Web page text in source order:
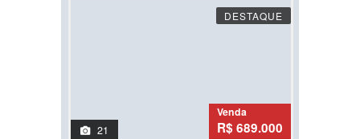
DESTAQUE
21
Venda
R$ 689.000